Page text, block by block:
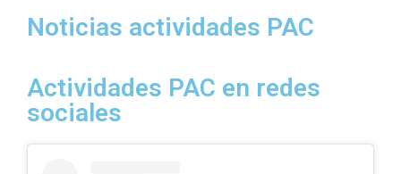
Noticias actividades PAC
Actividades PAC en redes
sociales